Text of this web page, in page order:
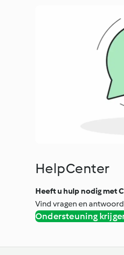
HelpCenter
Heeft u hulp nodig met
Vind vragen en
Ondersteuning